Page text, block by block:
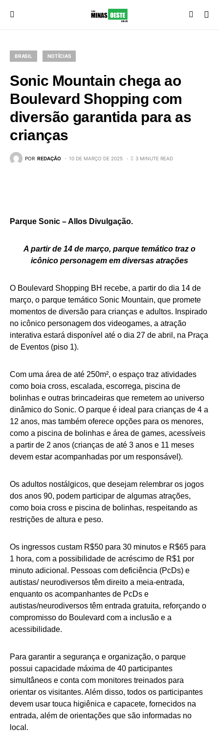
BRASIL NOTÍCIAS
Sonic Mountain chega ao
Boulevard Shopping com
diversão garantida para as
crianças
POR REDAÇÃO 10 DE MARÇO DE 2025 3 MINUTE READ
Parque Sonic – Allos Divulgação.
A partir de 14 de março, parque temático traz o
icônico personagem em diversas atrações
O Boulevard Shopping BH recebe, a partir do dia 14 de
março, o parque temático Sonic Mountain, que promete
momentos de diversão para crianças e adultos. Inspirado
no icônico personagem dos videogames, a atração
interativa estará disponível até o dia 27 de abril, na Praça
de Eventos (piso 1).
Com uma área de até 250m², o espaço traz atividades
como boia cross, escalada, escorrega, piscina de
bolinhas e outras brincadeiras que remetem ao universo
dinâmico do Sonic. O parque é ideal para crianças de 4 a
12 anos, mas também oferece opções para os menores,
como a piscina de bolinhas e área de games, acessíveis
a partir de 2 anos (crianças de até 3 anos e 11 meses
devem estar acompanhadas por um responsável).
Os adultos nostálgicos, que desejam relembrar os jogos
dos anos 90, podem participar de algumas atrações,
como boia cross e piscina de bolinhas, respeitando as
restrições de altura e peso.
Os ingressos custam R$50 para 30 minutos e R$65 para
1 hora, com a possibilidade de acréscimo de R$1 por
minuto adicional. Pessoas com deficiência (PcDs) e
autistas/ neurodiversos têm direito a meia-entrada,
enquanto os acompanhantes de PcDs e
autistas/neurodiversos têm entrada gratuita, reforçando o
compromisso do Boulevard com a inclusão e a
acessibilidade.
Para garantir a segurança e organização, o parque
possui capacidade máxima de 40 participantes
simultâneos e conta com monitores treinados para
orientar os visitantes. Além disso, todos os participantes
devem usar touca higiênica e capacete, fornecidos na
entrada, além de orientações que são informadas no
local.